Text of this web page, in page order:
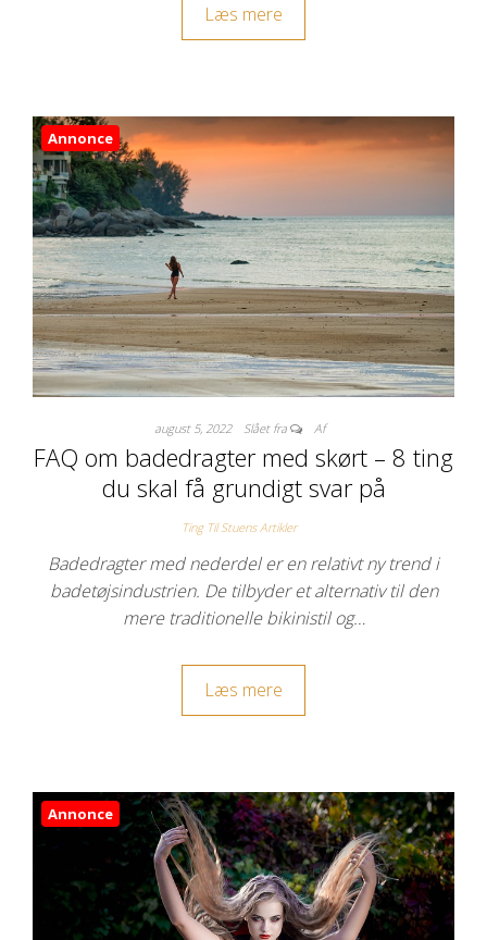
Læs mere
Annonce
august 5, 2022 Slået fra Af
FAQ om badedragter med skørt – 8 ting
du skal få grundigt svar på
Ting Til Stuens Artikler
Badedragter med nederdel er en relativt ny trend i
badetøjsindustrien. De tilbyder et alternativ til den
mere traditionelle bikinistil og…
Læs mere
Annonce